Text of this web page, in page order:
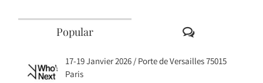
Popular Comments
17-19 Janvier 2026 / Porte de Versailles 75015
Paris